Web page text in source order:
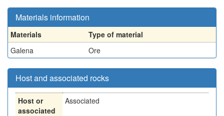
Materials information
Materials
Type of material
Galena
Ore
Host and associated rocks
Host or
associated
Associated